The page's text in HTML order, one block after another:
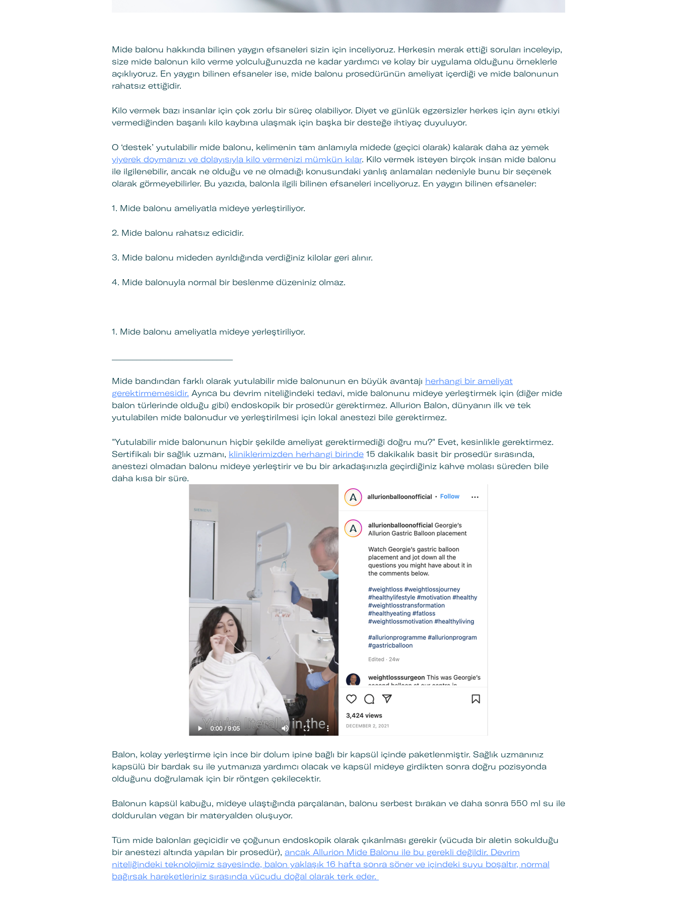
Mide balonu hakkında bilinen yaygın efsaneleri sizin için inceliyoruz. Herkesin merak ettiği soruları inceleyip,
size mide balonun kilo verme yolculuğunuzda ne kadar yardımcı ve kolay bir uygulama olduğunu örneklerle
açıklıyoruz. En yaygın bilinen efsaneler ise, mide balonu prosedürünün ameliyat içerdiği ve mide balonunun
rahatsız ettiğidir.
Kilo vermek bazı insanlar için çok zorlu bir süreç olabiliyor. Diyet ve günlük egzersizler herkes için aynı etkiyi
vermediğinden başarılı kilo kaybına ulaşmak için başka bir desteğe ihtiyaç duyuluyor.
O ‘destek’ yutulabilir mide balonu, kelimenin tam anlamıyla midede (geçici olarak) kalarak daha az yemek
yiyerek doymanızı ve dolayısıyla kilo vermenizi mümkün kılar. Kilo vermek isteyen birçok insan mide balonu
ile ilgilenebilir, ancak ne olduğu ve ne olmadığı konusundaki yanlış anlamaları nedeniyle bunu bir seçenek
olarak görmeyebilirler. Bu yazıda, balonla ilgili bilinen efsaneleri inceliyoruz. En yaygın bilinen efsaneler:
1. Mide balonu ameliyatla mideye yerleştiriliyor.
2. Mide balonu rahatsız edicidir.
3. Mide balonu mideden ayrıldığında verdiğiniz kilolar geri alınır.
4. Mide balonuyla normal bir beslenme düzeniniz olmaz.
1. Mide balonu ameliyatla mideye yerleştiriliyor.
Mide bandından farklı olarak yutulabilir mide balonunun en büyük avantajı herhangi bir ameliyat
gerektirmemesidir. Ayrıca bu devrim niteliğindeki tedavi, mide balonunu mideye yerleştirmek için (diğer mide
balon türlerinde olduğu gibi) endoskopik bir prosedür gerektirmez. Allurion Balon, dünyanın ilk ve tek
yutulabilen mide balonudur ve yerleştirilmesi için lokal anestezi bile gerektirmez.
"Yutulabilir mide balonunun hiçbir şekilde ameliyat gerektirmediği doğru mu?" Evet, kesinlikle gerektirmez.
Sertifikalı bir sağlık uzmanı, kliniklerimizden herhangi birinde 15 dakikalık basit bir prosedür sırasında,
anestezi olmadan balonu mideye yerleştirir ve bu bir arkadaşınızla geçirdiğiniz kahve molası süreden bile
daha kısa bir süre.
Balon, kolay yerleştirme için ince bir dolum ipine bağlı bir kapsül içinde paketlenmiştir. Sağlık uzmanınız
kapsülü bir bardak su ile yutmanıza yardımcı olacak ve kapsül mideye girdikten sonra doğru pozisyonda
olduğunu doğrulamak için bir röntgen çekilecektir.
Balonun kapsül kabuğu, mideye ulaştığında parçalanan, balonu serbest bırakan ve daha sonra 550 ml su ile
doldurulan vegan bir materyalden oluşuyor.
Tüm mide balonları geçicidir ve çoğunun endoskopik olarak çıkarılması gerekir (vücuda bir aletin sokulduğu
bir anestezi altında yapılan bir prosedür), ancak Allurion Mide Balonu ile bu gerekli değildir. Devrim
niteliğindeki teknolojimiz sayesinde, balon yaklaşık 16 hafta sonra söner ve içindeki suyu boşaltır, normal
bağırsak hareketleriniz sırasında vücudu doğal olarak terk eder.